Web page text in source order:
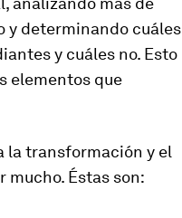
y determinando cuáles
y cuáles no. Esto
elementos que
la transformación y el
mucho. Éstas son: